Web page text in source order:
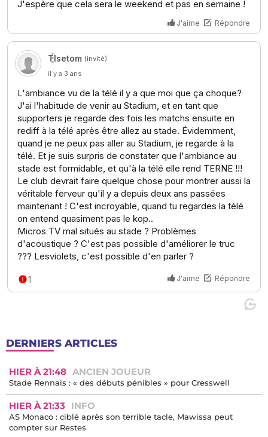
DERNIERS ARTICLES
HIER À 21:48 ANCIEN JOUEUR
Stade Rennais : « des débuts pénibles » pour Cresswell
HIER À 21:33 INFO
AS Monaco : ciblé après son terrible tacle, Mawissa peut
compter sur Restes